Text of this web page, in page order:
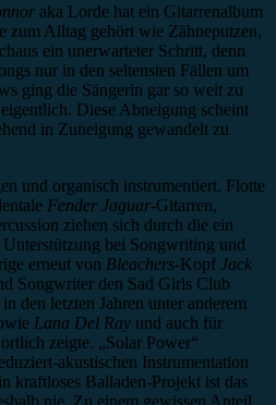
aka Lorde hat ein Gitarrenalbum
zum Alltag gehört wie Zähneputzen,
ein unerwarteter Schritt, denn
nur in den seltensten Fällen um
ging die Sängerin gar so weit zu
Diese Abneigung scheint
in Zuneigung gewandelt zu
und organisch instrumentiert. Flotte
Fender Jaguar-Gitarren,
ziehen sich durch die ein
bei Songwriting und
erneut von Bleachers-Kopf Jack
Songwriter den Sad Girls Club
den letzten Jahren unter anderem
Lana Del Ray und auch für
zeigte. „Solar Power“
akustischen Instrumentation
kraftloses Balladen-Projekt ist das
nie. Zu einem gewissen Anteil